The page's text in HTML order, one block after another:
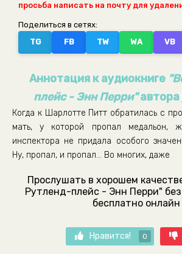
просьба написать на почту для
Поделиться в сетях:
TG
FB TW WA VB
Аннотация к аудиокниге
плейс - Энн Перри"автора
Когда к Шарлотте Питт обратилась с
мать, у которой пропал медальон,
инспектора не придала особого
Ну, пропал, и пропал… Во многих, даже
Прослушать в хорошем
Рутленд-плейс - Энн Перри"
бесплатно онлайн
Нравится! 0